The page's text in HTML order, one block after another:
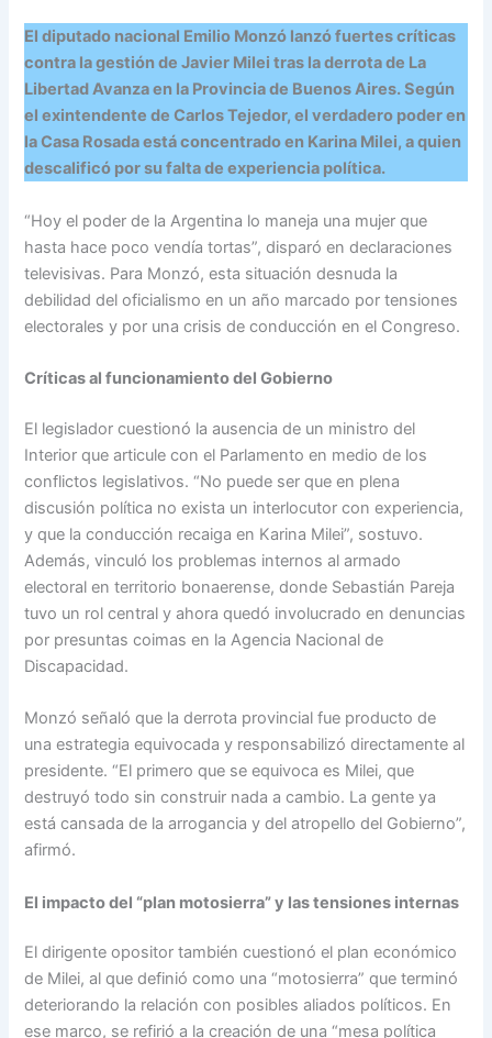
El diputado nacional Emilio Monzó lanzó fuertes críticas
contra la gestión de Javier Milei tras la derrota de La
Libertad Avanza en la Provincia de Buenos Aires. Según
el exintendente de Carlos Tejedor, el verdadero poder en
la Casa Rosada está concentrado en Karina Milei, a quien
descalificó por su falta de experiencia política.
“Hoy el poder de la Argentina lo maneja una mujer que
hasta hace poco vendía tortas”, disparó en declaraciones
televisivas. Para Monzó, esta situación desnuda la
debilidad del oficialismo en un año marcado por tensiones
electorales y por una crisis de conducción en el Congreso.
Críticas al funcionamiento del Gobierno
El legislador cuestionó la ausencia de un ministro del
Interior que articule con el Parlamento en medio de los
conflictos legislativos. “No puede ser que en plena
discusión política no exista un interlocutor con experiencia,
y que la conducción recaiga en Karina Milei”, sostuvo.
Además, vinculó los problemas internos al armado
electoral en territorio bonaerense, donde Sebastián Pareja
tuvo un rol central y ahora quedó involucrado en denuncias
por presuntas coimas en la Agencia Nacional de
Discapacidad.
Monzó señaló que la derrota provincial fue producto de
una estrategia equivocada y responsabilizó directamente al
presidente. “El primero que se equivoca es Milei, que
destruyó todo sin construir nada a cambio. La gente ya
está cansada de la arrogancia y del atropello del Gobierno”,
afirmó.
El impacto del “plan motosierra” y las tensiones internas
El dirigente opositor también cuestionó el plan económico
de Milei, al que definió como una “motosierra” que terminó
deteriorando la relación con posibles aliados políticos. En
ese marco, se refirió a la creación de una “mesa política